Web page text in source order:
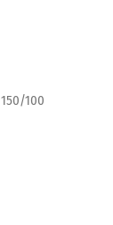
150/100